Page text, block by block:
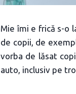
Mie îmi e frică s-o
de copii, de
vorba de lăsat
auto, inclusiv pe